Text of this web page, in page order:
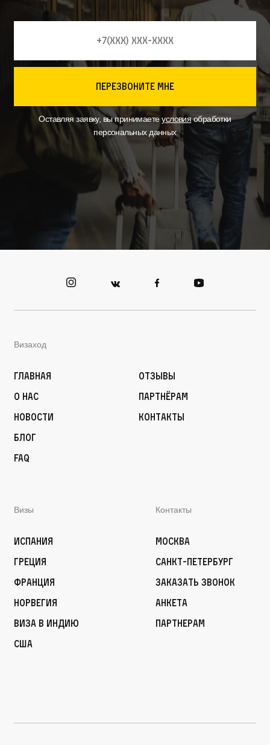
перезвоните мне
Оставляя заявку, вы принимаетеусловияобработки
персональных данных
Визаход
Главная
О нас
Новости
Блог
FAQ
Отзывы
Партнёрам
Контакты
Визы
Испания
Греция
Франция
Норвегия
Виза в Индию
США
Контакты
Москва
Санкт-Петербург
Заказать звонок
Анкета
Партнерам